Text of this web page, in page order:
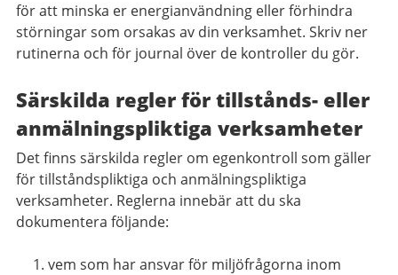
för att minska er energianvändning eller förhindra
störningar som orsakas av din verksamhet. Skriv ner
rutinerna och för journal över de kontroller du gör.
Särskilda regler för tillstånds- eller
anmälningspliktiga verksamheter
Det finns särskilda regler om egenkontroll som gäller
för tillståndspliktiga och anmälningspliktiga
verksamheter. Reglerna innebär att du ska
dokumentera följande:
vem som har ansvar för miljöfrågorna inom